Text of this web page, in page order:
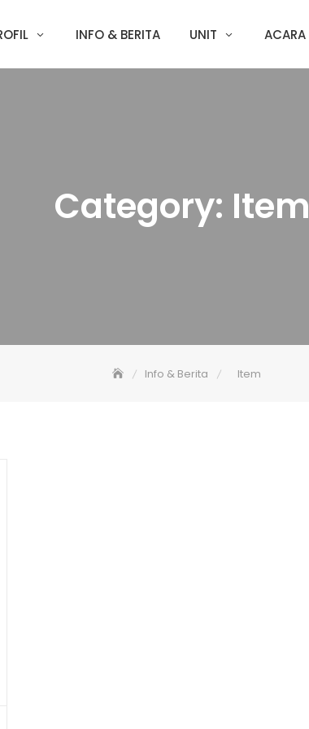
INFO & BERITA UNIT ACARA
Category: Item
Info & Berita Item